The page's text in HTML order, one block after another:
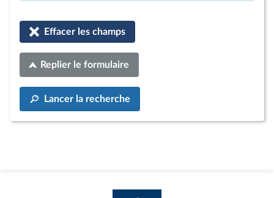
Effacer les champs
Replier le formulaire
Lancer la recherche